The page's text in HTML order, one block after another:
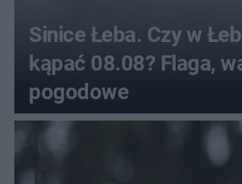
Sinice Łeba. Czy w
kąpać 08.08? Flaga,
pogodowe